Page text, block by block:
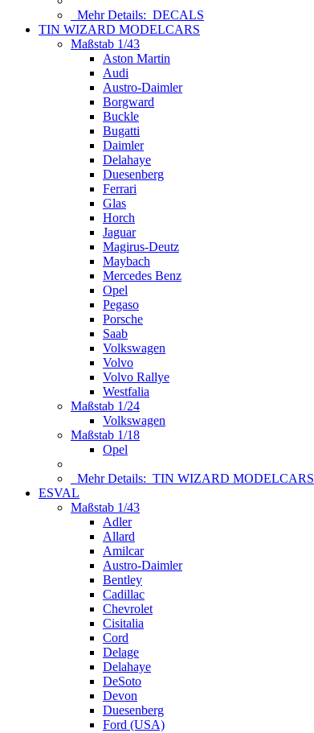
Mehr Details: DECALS
TIN WIZARD MODELCARS
Maßstab 1/43
Aston Martin
Audi
Austro-Daimler
Borgward
Buckle
Bugatti
Daimler
Delahaye
Duesenberg
Ferrari
Glas
Horch
Jaguar
Magirus-Deutz
Maybach
Mercedes Benz
Opel
Pegaso
Porsche
Saab
Volkswagen
Volvo
Volvo Rallye
Westfalia
Maßstab 1/24
Volkswagen
Maßstab 1/18
Opel
Mehr Details: TIN WIZARD MODELCARS
ESVAL
Maßstab 1/43
Adler
Allard
Amilcar
Austro-Daimler
Bentley
Cadillac
Chevrolet
Cisitalia
Cord
Delage
Delahaye
DeSoto
Devon
Duesenberg
Ford (USA)